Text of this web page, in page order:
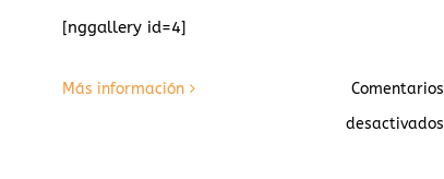
[nggallery id=4]
Más información
Comentarios
desactivados